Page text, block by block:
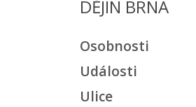
DĚJIN BRNA
Osobnosti
Události
Ulice